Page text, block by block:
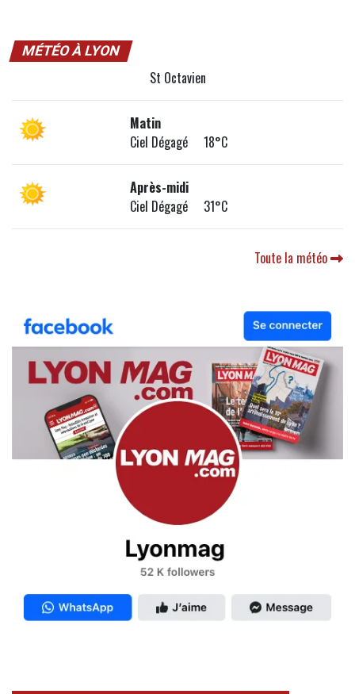
MÉTÉO À LYON
St Octavien
Matin
Ciel Dégagé 18°C
Après-midi
Ciel Dégagé 31°C
Toute la météo